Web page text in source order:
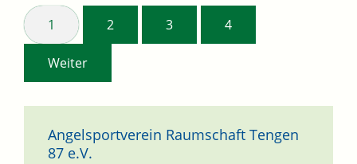
1 2 3 4
Weiter
Angelsportverein Raumschaft Tengen
87 e.V.